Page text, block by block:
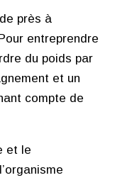
près à
entreprendre
du poids par
et un
compte de
et le